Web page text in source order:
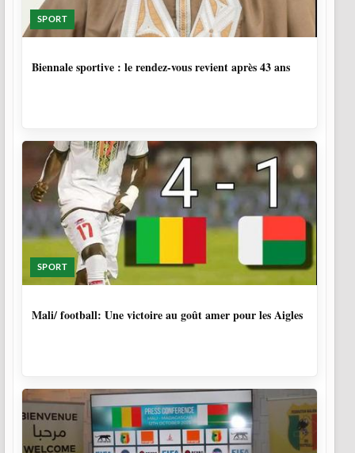
SPORT
Biennale sportive : le rendez-vous revient après 43 ans
SPORT
Mali/ football: Une victoire au goût amer pour les Aigles